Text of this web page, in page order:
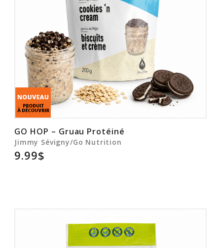
GO HOP – Gruau Protéiné
Jimmy Sévigny/Go Nutrition
9.99$